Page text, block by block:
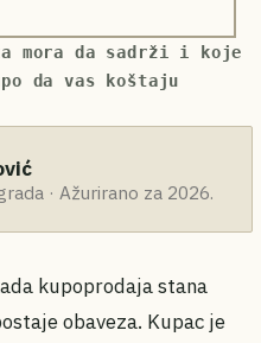
mora da sadrži i koje
da vas koštaju
· Ažurirano za 2026.
kupoprodaja stana
obaveza. Kupac je